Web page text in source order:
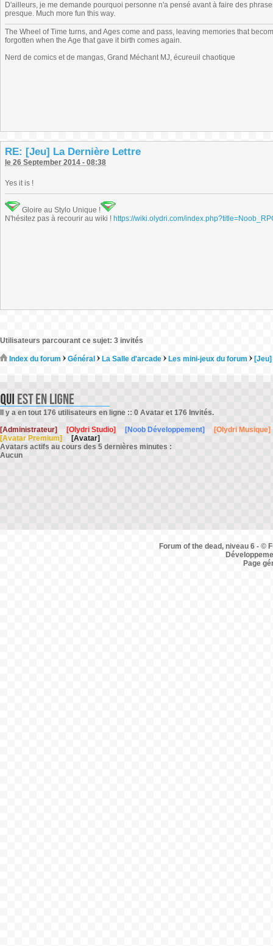
D'ailleurs, je me demande pourquoi personne n'a pensé avant à faire des
presque. Much more fun this way.
The Wheel of Time turns, and Ages come and pass, leaving memories that
forgotten when the Age that gave it birth comes again.
Nerd de comics et de mangas, Grand Méchant MJ, écureuil chaotique
RE: [Jeu] La Dernière Lettre
le 26 September 2014 - 08:38
Yes it is !
Gloire au Stylo Unique !
N'hésitez pas à recourir au wiki ! https://wiki.olydri.com/
Utilisateurs parcourant ce sujet: 3 invités
Index du forum Général La Salle d'arcade Les mini-jeux du forum
Il y a en tout 176 utilisateurs en ligne :: 0 Avatar et 176 Invités.
[Administrateur]
[Olydri Studio] [Noob Développement]
[Olydri Musique]
[Avatar Premium]
[Avatar]
Avatars actifs au cours des 5 dernières minutes :
Aucun
Forum of the dead, niveau 6 - ©
Page